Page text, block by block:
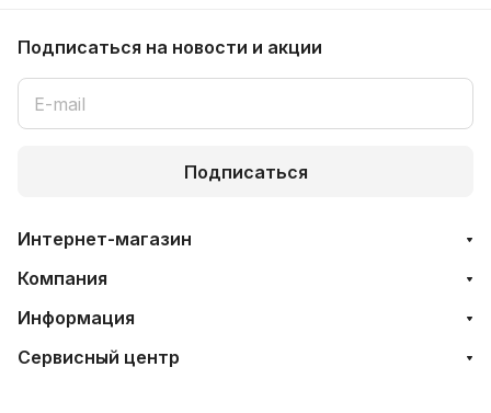
Подписаться на новости и акции
Подписаться
Интернет-магазин
Компания
Информация
Сервисный центр